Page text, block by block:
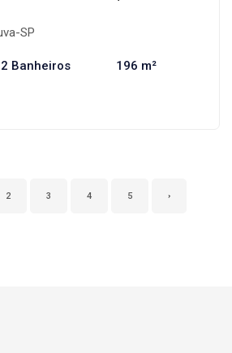
SP
2 Banheiros 196 m²
2 3 4 5 ›